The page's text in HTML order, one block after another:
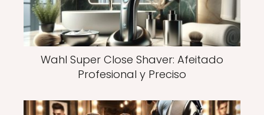
Wahl Super Close Shaver: Afeitado
Profesional y Preciso